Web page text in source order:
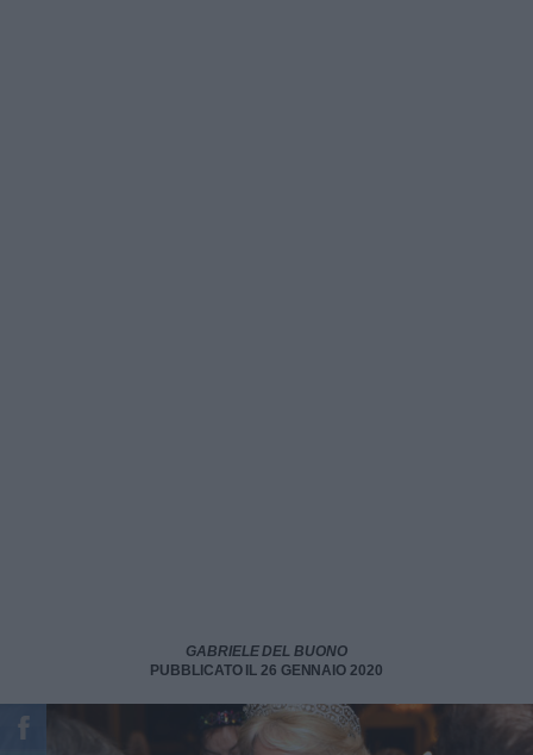
GABRIELE DEL BUONO
PUBBLICATO IL 26 GENNAIO 2020